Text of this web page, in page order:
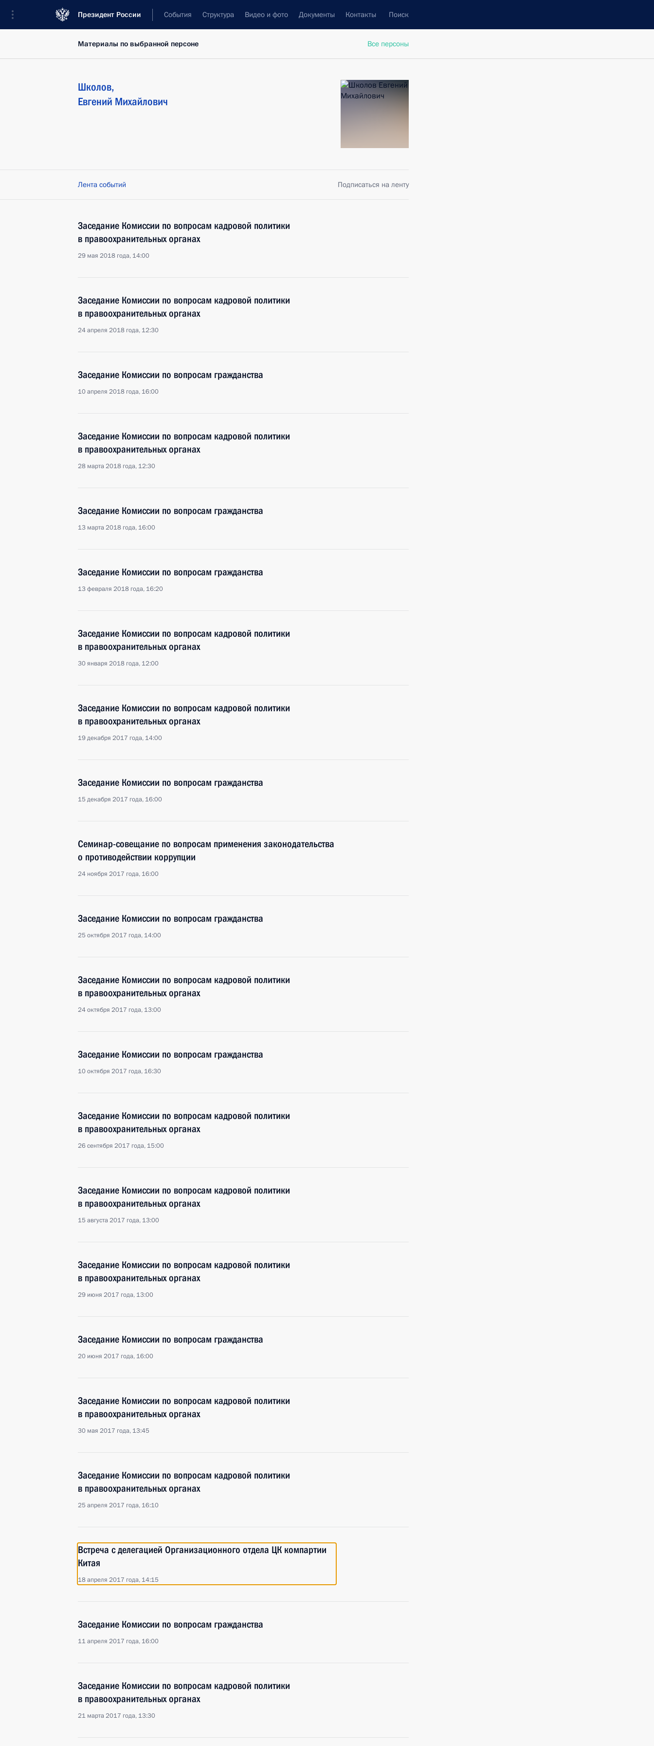
Президент России События Структура Видео и фото Документы Контакты Поиск
Все персоны
Материалы по выбранной персоне
Школов,
Евгений Михайлович
Лента событий Подписаться на ленту
Заседание Комиссии по вопросам кадровой политики
в правоохранительных органах
29 мая 2018 года, 14:00
Заседание Комиссии по вопросам кадровой политики
в правоохранительных органах
24 апреля 2018 года, 12:30
Заседание Комиссии по вопросам гражданства
10 апреля 2018 года, 16:00
Заседание Комиссии по вопросам кадровой политики
в правоохранительных органах
28 марта 2018 года, 12:30
Заседание Комиссии по вопросам гражданства
13 марта 2018 года, 16:00
Заседание Комиссии по вопросам гражданства
13 февраля 2018 года, 16:20
Заседание Комиссии по вопросам кадровой политики
в правоохранительных органах
30 января 2018 года, 12:00
Заседание Комиссии по вопросам кадровой политики
в правоохранительных органах
19 декабря 2017 года, 14:00
Заседание Комиссии по вопросам гражданства
15 декабря 2017 года, 16:00
Семинар-совещание по вопросам применения законодательства
о противодействии коррупции
24 ноября 2017 года, 16:00
Заседание Комиссии по вопросам гражданства
25 октября 2017 года, 14:00
Заседание Комиссии по вопросам кадровой политики
в правоохранительных органах
24 октября 2017 года, 13:00
Заседание Комиссии по вопросам гражданства
10 октября 2017 года, 16:30
Заседание Комиссии по вопросам кадровой политики
в правоохранительных органах
26 сентября 2017 года, 15:00
Заседание Комиссии по вопросам кадровой политики
в правоохранительных органах
15 августа 2017 года, 13:00
Заседание Комиссии по вопросам кадровой политики
в правоохранительных органах
29 июня 2017 года, 13:00
Заседание Комиссии по вопросам гражданства
20 июня 2017 года, 16:00
Заседание Комиссии по вопросам кадровой политики
в правоохранительных органах
30 мая 2017 года, 13:45
Заседание Комиссии по вопросам кадровой политики
в правоохранительных органах
25 апреля 2017 года, 16:10
Встреча с делегацией Организационного отдела ЦК компартии
Китая
18 апреля 2017 года, 14:15
Заседание Комиссии по вопросам гражданства
11 апреля 2017 года, 16:00
Заседание Комиссии по вопросам кадровой политики
в правоохранительных органах
21 марта 2017 года, 13:30